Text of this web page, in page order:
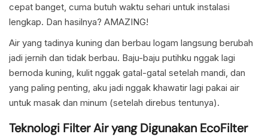
cepat banget, cuma butuh waktu sehari untuk instalasi
lengkap. Dan hasilnya? AMAZING!
Air yang tadinya kuning dan berbau logam langsung berubah
jadi jernih dan tidak berbau. Baju-baju putihku nggak lagi
bernoda kuning, kulit nggak gatal-gatal setelah mandi, dan
yang paling penting, aku jadi nggak khawatir lagi pakai air
untuk masak dan minum (setelah direbus tentunya).
Teknologi Filter Air yang Digunakan EcoFilter